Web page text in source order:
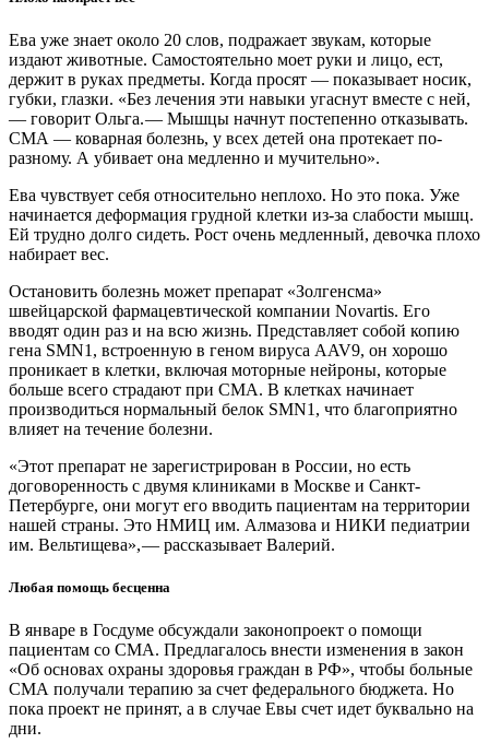
Ева уже знает около 20 слов, подражает звукам, которые
издают животные. Самостоятельно моет руки и лицо, ест,
держит в руках предметы. Когда просят — ​показывает носик,
губки, глазки. «Без лечения эти навыки угаснут вместе с ней,
— ​говорит Ольга. — ​Мышцы начнут постепенно отказывать.
СМА — ​коварная болезнь, у всех детей она протекает по-
разному. А убивает она медленно и мучительно».
Ева чувствует себя относительно неплохо. Но это пока. Уже
начинается деформация грудной клетки из-за слабости мышц.
Ей трудно долго сидеть. Рост очень медленный, девочка плохо
набирает вес.
Остановить болезнь может препарат «Золгенсма»
швейцарской фармацевтической компании Novartis. Его
вводят один раз и на всю жизнь. Представляет собой копию
гена SMN1, встроенную в геном вируса AAV9, он хорошо
проникает в клетки, включая моторные нейроны, которые
больше всего страдают при СМА. В клетках начинает
производиться нормальный белок SMN1, что благоприятно
влияет на течение болезни.
«Этот препарат не зарегистрирован в России, но есть
договоренность с двумя клиниками в Москве и Санкт-
Петербурге, они могут его вводить пациентам на территории
нашей страны. Это НМИЦ им. Алмазова и НИКИ педиатрии
им. Вельтищева», — ​рассказывает Валерий.
Любая помощь бесценна
В январе в Госдуме обсуждали законопроект о помощи
пациентам со СМА. Предлагалось внести изменения в закон
«Об основах охраны здоровья граждан в РФ», чтобы больные
СМА получали терапию за счет федерального бюджета. Но
пока проект не принят, а в случае Евы счет идет буквально на
дни.